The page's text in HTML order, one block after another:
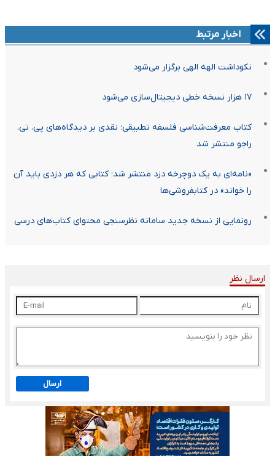
اخبار مرتبط
نکوداشت الهه الهی برگزار می‌شود
۱۷ هزار نسخه خطی دیجیتال‌سازی می‌شود
کتاب معرفت‌شناسی فلسفه تطبیقی؛ نقدی بر دیدگاه‌های پی. تی.
راجو منتشر شد
«نامه‌ای به یک دوچرخه دزد منتشر شد؛ کتابی که هر دزدی باید آن
را خواند» در کتابفروشی‌ها
رونمایی از نسخه جدید سامانه نظرسنجی محتوای کتاب‌های درسی
ارسال نظر
ارسال